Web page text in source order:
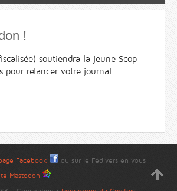
!
soutiendra la jeune Scop
pour relancer votre journal.
Facebook
ou sur le Fédivers en vous
Mastodon